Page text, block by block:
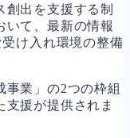
出を支援する制
いて、最新の情報
け入れ環境の整備
業」の2つの枠組
援が提供されま